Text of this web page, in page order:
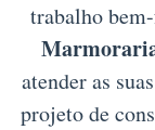
trabalho
atender as
projeto de